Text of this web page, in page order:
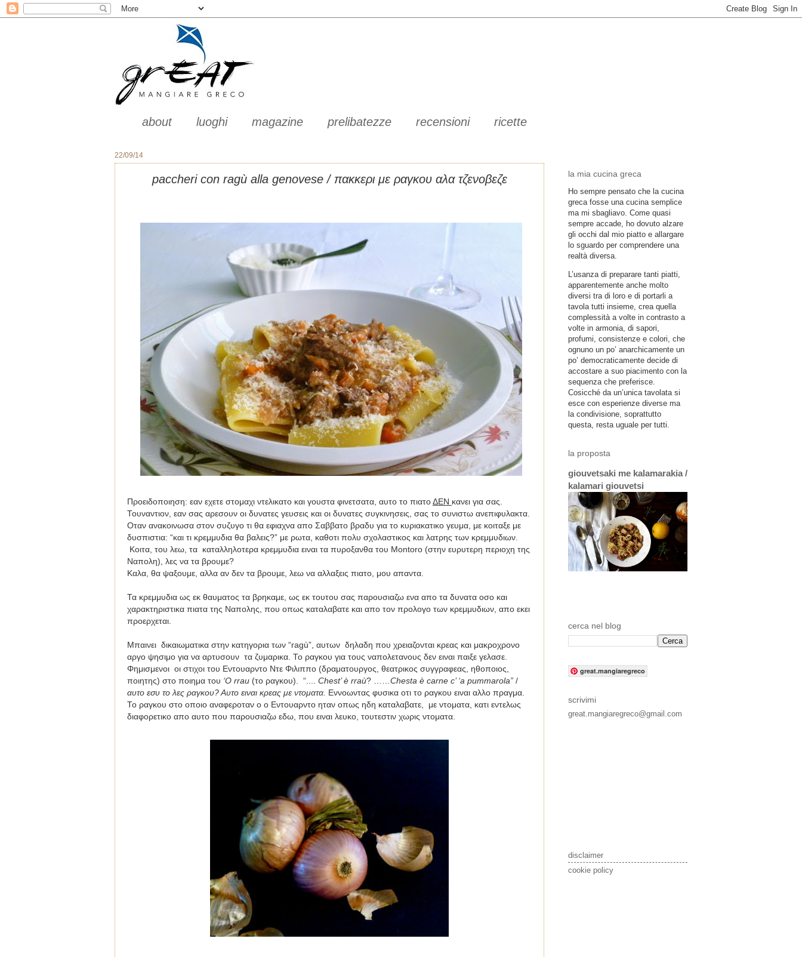
about luoghi magazine prelibatezze recensioni ricette
22/09/14
paccheri con ragù alla genovese / πακκερι με ραγκου αλα τζενοβεζε
Προειδοποιηση: εαν εχετε στομαχι ντελικατο και γουστα φινετσατα, αυτο το πιατο ΔΕΝ κανει για σας.
Τουναντιον, εαν σας αρεσουν οι δυνατες γευσεις και οι δυνατες συγκινησεις, σας το συνιστω ανεπιφυλακτα.
Οταν ανακοινωσα στον συζυγο τι θα εφιαχνα απο Σαββατο βραδυ για το κυριακατικο γευμα, με κοιταξε με
δυσπιστια: “και τι κρεμμυδια θα βαλεις?” με ρωτα, καθοτι πολυ σχολαστικος και λατρης των κρεμμυδιων.
Κοιτα, του λεω, τα καταλληλοτερα κρεμμυδια ειναι τα πυροξανθα του Montoro (στην ευρυτερη περιοχη της
Ναπολη), λες να τα βρουμε?
Kαλα, θα ψαξουμε, αλλα αν δεν τα βρουμε, λεω να αλλαξεις πιατο, μου απαντα.
Τα κρεμμυδια ως εκ θαυματος τα βρηκαμε, ως εκ τουτου σας παρουσιαζω ενα απο τα δυνατα οσο και
χαρακτηριστικα πιατα της Ναπολης, που οπως καταλαβατε και απο τον προλογο των κρεμμυδιων, απο εκει
προερχεται.
Μπαινει δικαιωματικα στην κατηγορια των “ragù”, αυτων δηλαδη που χρειαζονται κρεας και μακροχρονο
αργο ψησιμο για να αρτυσουν τα ζυμαρικα. Το ραγκου για τους ναπολετανους δεν ειναι παιξε γελασε.
Φημισμενοι οι στιχοι του Εντουαρντο Ντε Φιλιππο (δραματουργος, θεατρικος συγγραφεας, ηθοποιος,
ποιητης) στο ποιημα του ‘O rrau (το ραγκου). “.... Chest’ è rraù? …… Chesta è carne c’ ‘a pummarola” /
αυτο εσυ το λες ραγκου? Αυτο ειναι κρεας με ντοματα.
Εννοωντας φυσικα οτι το ραγκου ειναι αλλο πραγμα.
Το ραγκου στο οποιο αναφεροταν ο ο Εντουαρντο ηταν οπως ηδη καταλαβατε, με ντοματα, κατι εντελως
διαφορετικο απο αυτο που παρουσιαζω εδω, που ειναι λευκο, τουτεστιν χωρις ντοματα
la mia cucina greca
Ho sempre pensato che la cucina
greca fosse una cucina semplice
ma mi sbagliavo. Come quasi
sempre accade, ho dovuto alzare
gli occhi dal mio piatto e allargare
lo sguardo per comprendere una
realtà diversa.
L’usanza di preparare tanti piatti,
apparentemente anche molto
diversi tra di loro e di portarli a
tavola tutti insieme, crea quella
complessità a volte in contrasto a
volte in armonia, di sapori,
profumi, consistenze e colori, che
ognuno un po’ anarchicamente un
po’ democraticamente decide di
accostare a suo piacimento con la
sequenza che preferisce.
Cosicché da un’unica tavolata si
esce con esperienze diverse ma
la condivisione, soprattutto
questa, resta uguale per tutti.
la proposta
giouvetsaki me kalamarakia /
kalamari giouvetsi
cerca nel blog
great.mangiaregreco
scrivimi
great.mangiaregreco@gmail.com
disclaimer
cookie policy